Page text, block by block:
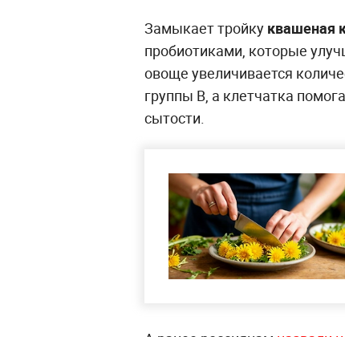
Замыкает тройку квашеная
пробиотиками, которые
овоще увеличивается
группы B, а клетчатка
сытости.